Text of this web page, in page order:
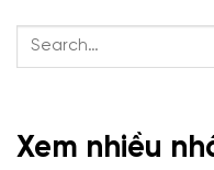
Xem nhiều